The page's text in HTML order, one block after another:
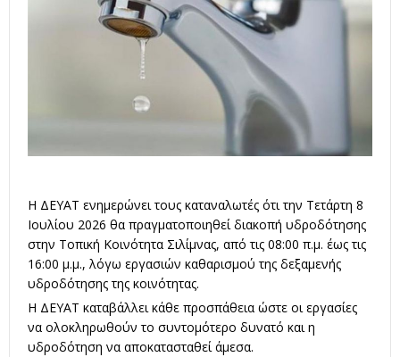
Η ΔΕΥΑΤ ενημερώνει τους καταναλωτές ότι την Τετάρτη 8
Ιουλίου 2026 θα πραγματοποιηθεί διακοπή υδροδότησης
στην Τοπική Κοινότητα Σιλίμνας, από τις 08:00 π.μ. έως τις
16:00 μ.μ., λόγω εργασιών καθαρισμού της δεξαμενής
υδροδότησης της κοινότητας.
Η ΔΕΥΑΤ καταβάλλει κάθε προσπάθεια ώστε οι εργασίες
να ολοκληρωθούν το συντομότερο δυνατό και η
υδροδότηση να αποκατασταθεί άμεσα.